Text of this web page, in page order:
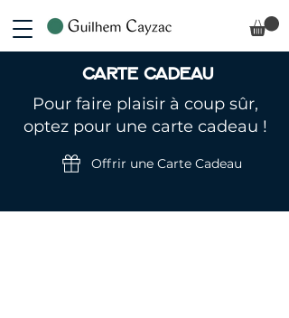
Carte Cadeau
Pour faire plaisir à coup sûr,
optez pour une carte cadeau !
Offrir une Carte Cadeau